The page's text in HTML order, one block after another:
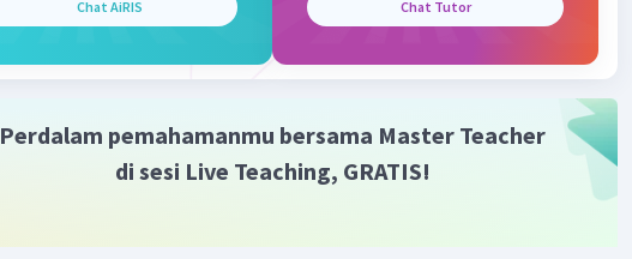
Nafisa R
777,56652979691
Chat AiRIS Chat Tutor
Perdalam pemahamanmu bersama Master Teacher
di sesi Live Teaching, GRATIS!